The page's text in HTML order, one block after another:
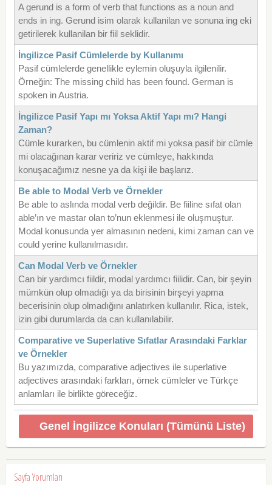
A gerund is a form of verb that functions as a noun and
ends in ing. Gerund isim olarak kullanilan ve sonuna ing eki
getirilerek kullanilan bir fiil seklidir.
İngilizce Pasif Cümlelerde by Kullanımı
Pasif cümlelerde genellikle eylemin oluşuyla ilgilenilir.
Örneğin: The missing child has been found. German is
spoken in Austria.
İngilizce Pasif Yapı mı Yoksa Aktif Yapı mı? Hangi
Zaman?
Cümle kurarken, bu cümlenin aktif mi yoksa pasif bir cümle
mi olacağınan karar veririz ve cümleye, hakkında
konuşacağımız nesne ya da kişi ile başlarız.
Be able to Modal Verb ve Örnekler
Be able to aslında modal verb değildir. Be fiiline sıfat olan
able’ın ve mastar olan to’nun eklenmesi ile oluşmuştur.
Modal konusunda yer almasının nedeni, kimi zaman can ve
could yerine kullanılmasıdır.
Can Modal Verb ve Örnekler
Can bir yardımcı fiildir, modal yardımcı fiilidir. Can, bir şeyin
mümkün olup olmadığı ya da birisinin birşeyi yapma
becerisinin olup olmadığını anlatırken kullanılır. Rica, istek,
izin gibi durumlarda da can kullanılabilir.
Comparative ve Superlative Sıfatlar Arasındaki Farklar
ve Örnekler
Bu yazımızda, comparative adjectives ile superlative
adjectives arasındaki farkları, örnek cümleler ve Türkçe
anlamları ile birlikte göreceğiz.
Genel İngilizce Konuları (Tümünü Liste)
Sayfa Yorumları